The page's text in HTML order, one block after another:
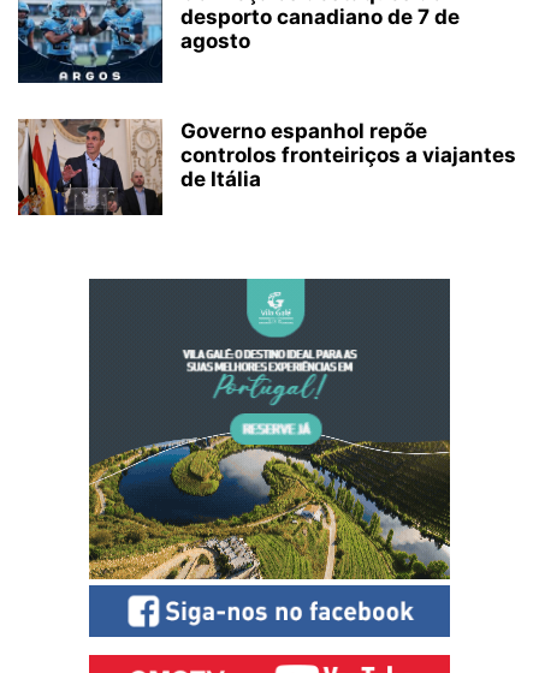
desporto canadiano de 7 de
agosto
Governo espanhol repõe
controlos fronteiriços a viajantes
de Itália